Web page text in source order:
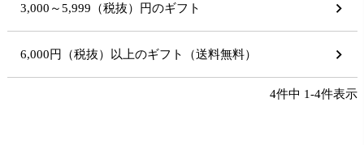
3,000～5,999（税抜）円のギフト
6,000円（税抜）以上のギフト（送料無料）
4件中 1-4件表示